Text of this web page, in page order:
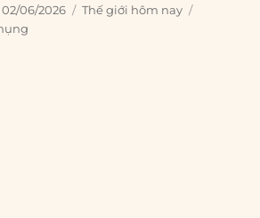
Posted
on
02/06/2026 Categories
Thế giới hôm nay